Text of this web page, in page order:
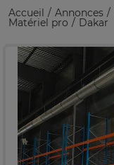
Accueil
Annonces
Matériel pro Dakar